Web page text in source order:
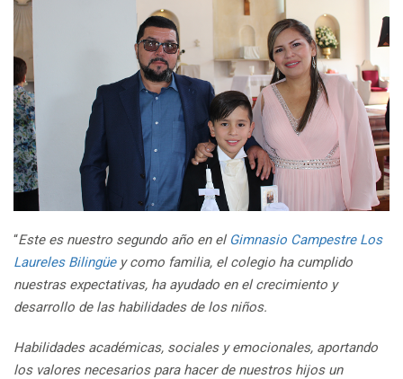
“Este es nuestro segundo año en el Gimnasio Campestre Los
Laureles Bilingüey como familia, el colegio ha cumplido
nuestras expectativas, ha ayudado en el crecimiento y
desarrollo de las habilidades de los niños.
Habilidades académicas, sociales y emocionales, aportando
los valores necesarios para hacer de nuestros hijos un